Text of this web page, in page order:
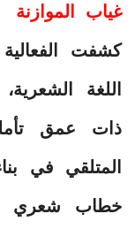
غياب الموازنة
كشفت
اللغة
ذات عمق
المتلقي في
خطاب شعري